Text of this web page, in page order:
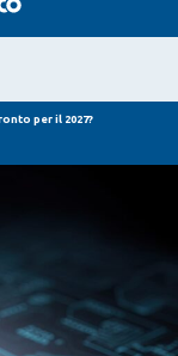
per il 2027?